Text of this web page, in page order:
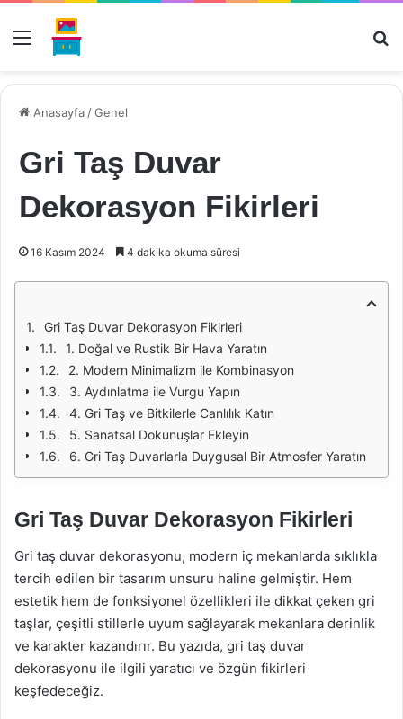
Menü
Anasayfa /Genel
Gri Taş Duvar
Dekorasyon Fikirleri
16 Kasım 2024 4 dakika okuma süresi
Gri Taş Duvar Dekorasyon Fikirleri
1. Doğal ve Rustik Bir Hava Yaratın
2. Modern Minimalizm ile Kombinasyon
3. Aydınlatma ile Vurgu Yapın
4. Gri Taş ve Bitkilerle Canlılık Katın
5. Sanatsal Dokunuşlar Ekleyin
6. Gri Taş Duvarlarla Duygusal Bir Atmosfer Yaratın
Gri Taş Duvar Dekorasyon Fikirleri
Gri taş duvar dekorasyonu, modern iç mekanlarda sıklıkla
tercih edilen bir tasarım unsuru haline gelmiştir. Hem
estetik hem de fonksiyonel özellikleri ile dikkat çeken gri
taşlar, çeşitli stillerle uyum sağlayarak mekanlara derinlik
ve karakter kazandırır. Bu yazıda, gri taş duvar
dekorasyonu ile ilgili yaratıcı ve özgün fikirleri
keşfedeceğiz.